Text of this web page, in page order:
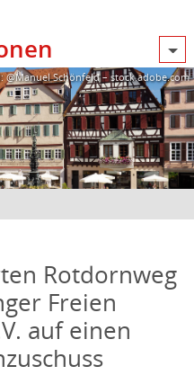
@Manuel Schönfeld – stock.adobe.com
Rotdornweg
Freien
auf einen